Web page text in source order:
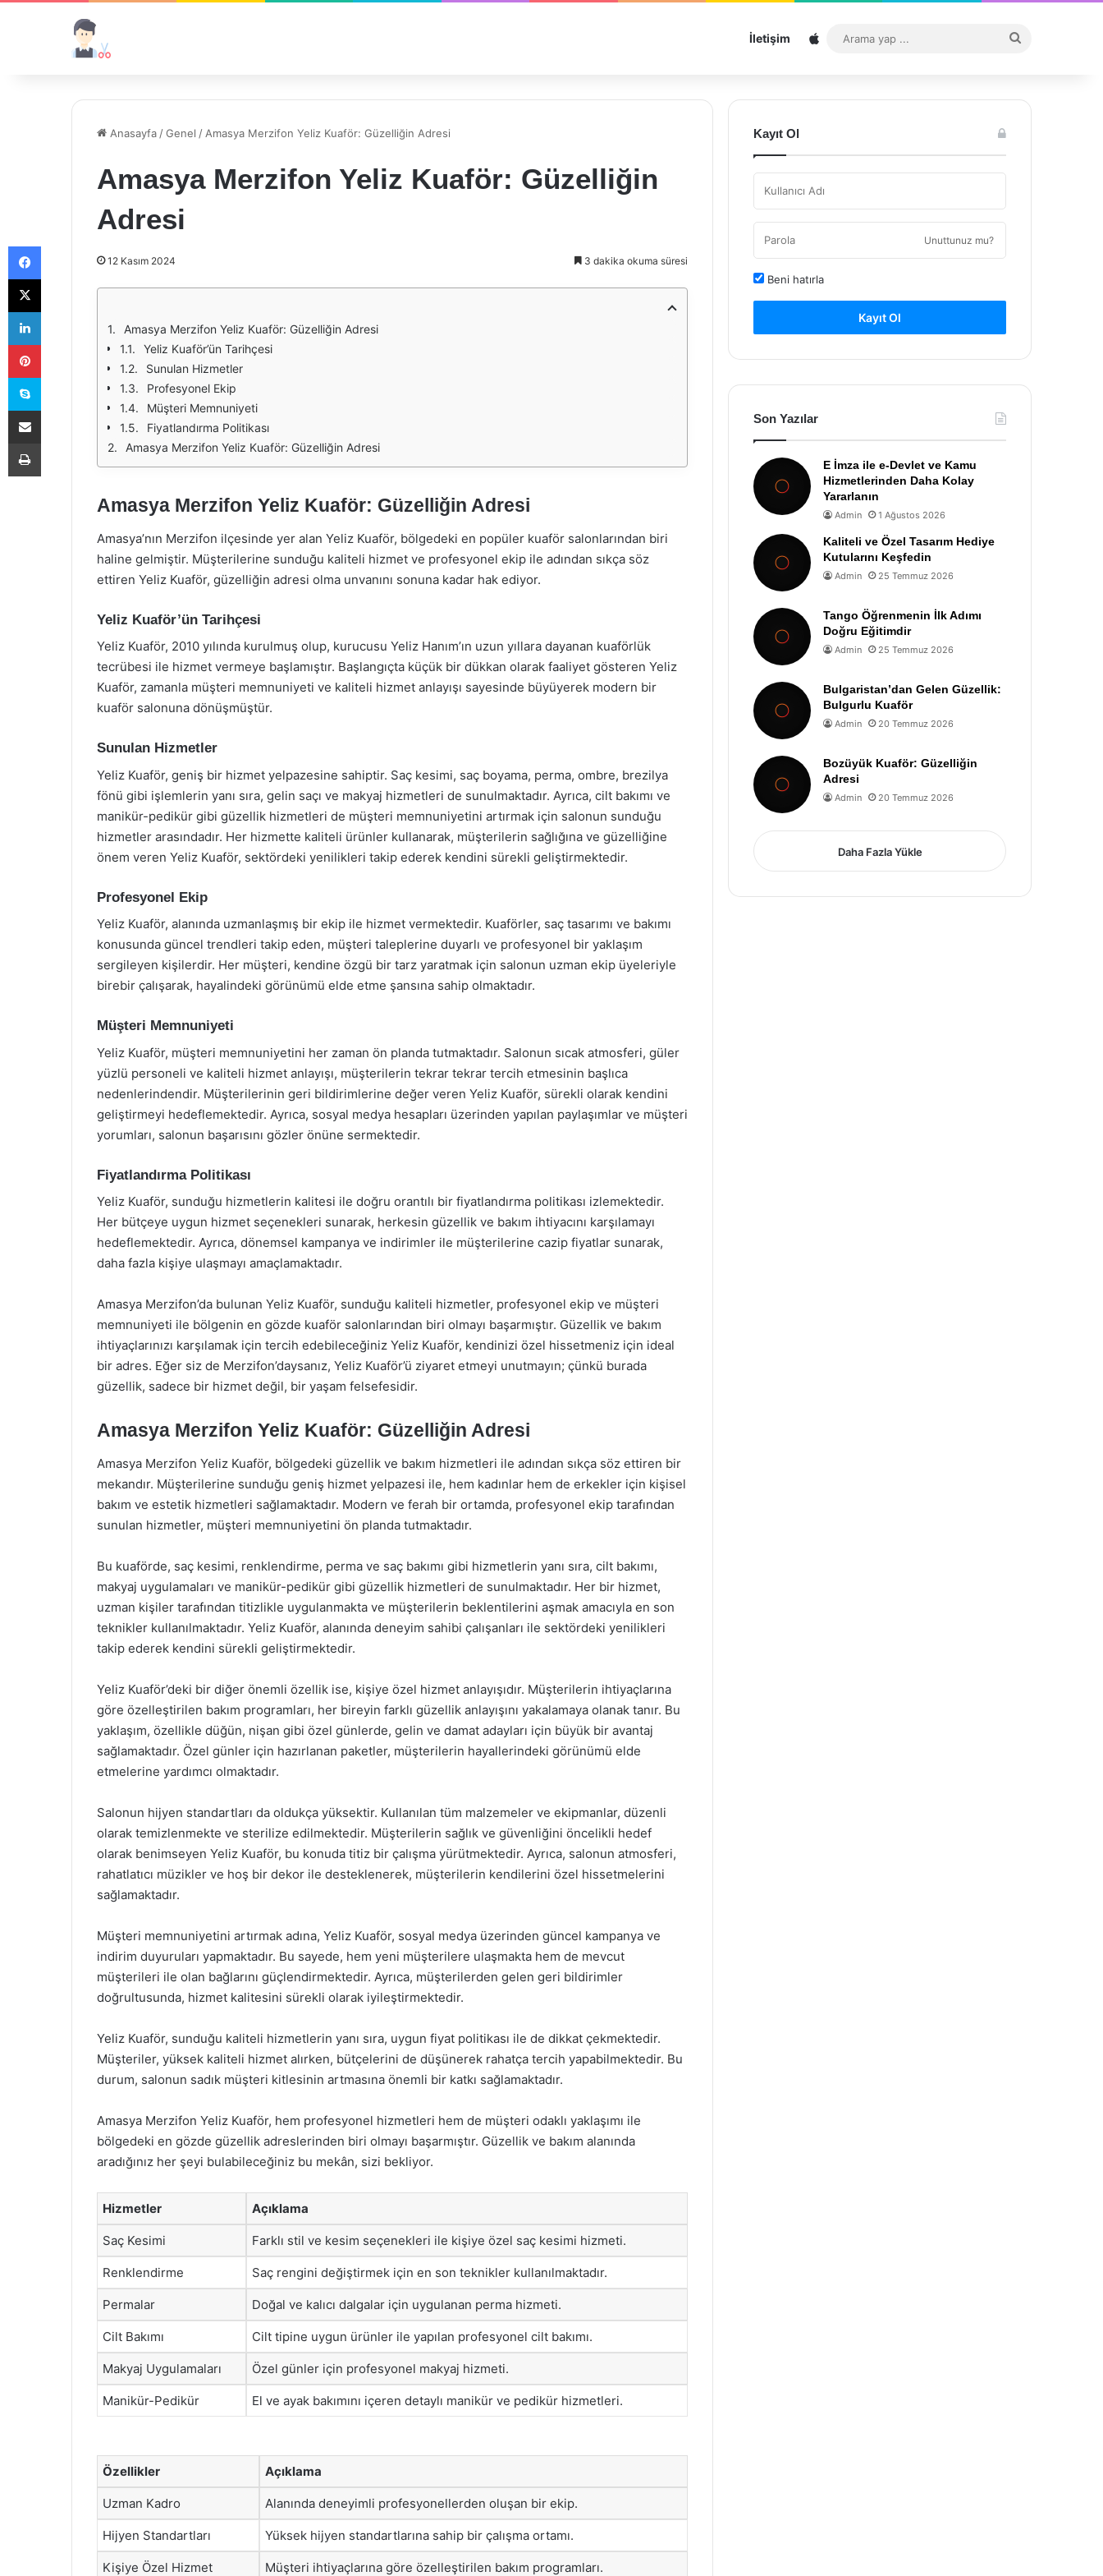
İletişim Sitemap
...
Anasayfa /Genel / Amasya Merzifon Yeliz Kuaför: Güzelliğin Adresi
Amasya Merzifon Yeliz Kuaför: Güzelliğin
Adresi
12 Kasım 2024 3 dakika okuma süresi
Amasya Merzifon Yeliz Kuaför: Güzelliğin Adresi
Yeliz Kuaför’ün Tarihçesi
Sunulan Hizmetler
Profesyonel Ekip
Müşteri Memnuniyeti
Fiyatlandırma Politikası
Amasya Merzifon Yeliz Kuaför: Güzelliğin Adresi
Amasya Merzifon Yeliz Kuaför: Güzelliğin Adresi
Amasya’nın Merzifon ilçesinde yer alan Yeliz Kuaför, bölgedeki en popüler kuaför salonlarından biri
haline gelmiştir. Müşterilerine sunduğu kaliteli hizmet ve profesyonel ekip ile adından sıkça söz
ettiren Yeliz Kuaför, güzelliğin adresi olma unvanını sonuna kadar hak ediyor.
Yeliz Kuaför’ün Tarihçesi
Yeliz Kuaför, 2010 yılında kurulmuş olup, kurucusu Yeliz Hanım’ın uzun yıllara dayanan kuaförlük
tecrübesi ile hizmet vermeye başlamıştır. Başlangıçta küçük bir dükkan olarak faaliyet gösteren Yeliz
Kuaför, zamanla müşteri memnuniyeti ve kaliteli hizmet anlayışı sayesinde büyüyerek modern bir
kuaför salonuna dönüşmüştür.
Sunulan Hizmetler
Yeliz Kuaför, geniş bir hizmet yelpazesine sahiptir. Saç kesimi, saç boyama, perma, ombre, brezilya
fönü gibi işlemlerin yanı sıra, gelin saçı ve makyaj hizmetleri de sunulmaktadır. Ayrıca, cilt bakımı ve
manikür-pedikür gibi güzellik hizmetleri de müşteri memnuniyetini artırmak için salonun sunduğu
hizmetler arasındadır. Her hizmette kaliteli ürünler kullanarak, müşterilerin sağlığına ve güzelliğine
önem veren Yeliz Kuaför, sektördeki yenilikleri takip ederek kendini sürekli geliştirmektedir.
Profesyonel Ekip
Yeliz Kuaför, alanında uzmanlaşmış bir ekip ile hizmet vermektedir. Kuaförler, saç tasarımı ve bakımı
konusunda güncel trendleri takip eden, müşteri taleplerine duyarlı ve profesyonel bir yaklaşım
sergileyen kişilerdir. Her müşteri, kendine özgü bir tarz yaratmak için salonun uzman ekip üyeleriyle
birebir çalışarak, hayalindeki görünümü elde etme şansına sahip olmaktadır.
Müşteri Memnuniyeti
Yeliz Kuaför, müşteri memnuniyetini her zaman ön planda tutmaktadır. Salonun sıcak atmosferi, güler
yüzlü personeli ve kaliteli hizmet anlayışı, müşterilerin tekrar tekrar tercih etmesinin başlıca
nedenlerindendir. Müşterilerinin geri bildirimlerine değer veren Yeliz Kuaför, sürekli olarak kendini
geliştirmeyi hedeflemektedir. Ayrıca, sosyal medya hesapları üzerinden yapılan paylaşımlar ve müşteri
yorumları, salonun başarısını gözler önüne sermektedir.
Fiyatlandırma Politikası
Yeliz Kuaför, sunduğu hizmetlerin kalitesi ile doğru orantılı bir fiyatlandırma politikası izlemektedir.
Her bütçeye uygun hizmet seçenekleri sunarak, herkesin güzellik ve bakım ihtiyacını karşılamayı
hedeflemektedir. Ayrıca, dönemsel kampanya ve indirimler ile müşterilerine cazip fiyatlar sunarak,
daha fazla kişiye ulaşmayı amaçlamaktadır.
Amasya Merzifon’da bulunan Yeliz Kuaför, sunduğu kaliteli hizmetler, profesyonel ekip ve müşteri
memnuniyeti ile bölgenin en gözde kuaför salonlarından biri olmayı başarmıştır. Güzellik ve bakım
ihtiyaçlarınızı karşılamak için tercih edebileceğiniz Yeliz Kuaför, kendinizi özel hissetmeniz için ideal
bir adres. Eğer siz de Merzifon’daysanız, Yeliz Kuaför’ü ziyaret etmeyi unutmayın; çünkü burada
güzellik, sadece bir hizmet değil, bir yaşam felsefesidir.
Amasya Merzifon Yeliz Kuaför: Güzelliğin Adresi
Amasya Merzifon Yeliz Kuaför, bölgedeki güzellik ve bakım hizmetleri ile adından sıkça söz ettiren bir
mekandır. Müşterilerine sunduğu geniş hizmet yelpazesi ile, hem kadınlar hem de erkekler için kişisel
bakım ve estetik hizmetleri sağlamaktadır. Modern ve ferah bir ortamda, profesyonel ekip tarafından
sunulan hizmetler, müşteri memnuniyetini ön planda tutmaktadır.
Bu kuaförde, saç kesimi, renklendirme, perma ve saç bakımı gibi hizmetlerin yanı sıra, cilt bakımı,
makyaj uygulamaları ve manikür-pedikür gibi güzellik hizmetleri de sunulmaktadır. Her bir hizmet,
uzman kişiler tarafından titizlikle uygulanmakta ve müşterilerin beklentilerini aşmak amacıyla en son
teknikler kullanılmaktadır. Yeliz Kuaför, alanında deneyim sahibi çalışanları ile sektördeki yenilikleri
takip ederek kendini sürekli geliştirmektedir.
Yeliz Kuaför’deki bir diğer önemli özellik ise, kişiye özel hizmet anlayışıdır. Müşterilerin ihtiyaçlarına
göre özelleştirilen bakım programları, her bireyin farklı güzellik anlayışını yakalamaya olanak tanır. Bu
yaklaşım, özellikle düğün, nişan gibi özel günlerde, gelin ve damat adayları için büyük bir avantaj
sağlamaktadır. Özel günler için hazırlanan paketler, müşterilerin hayallerindeki görünümü elde
etmelerine yardımcı olmaktadır.
Salonun hijyen standartları da oldukça yüksektir. Kullanılan tüm malzemeler ve ekipmanlar, düzenli
olarak temizlenmekte ve sterilize edilmektedir. Müşterilerin sağlık ve güvenliğini öncelikli hedef
olarak benimseyen Yeliz Kuaför, bu konuda titiz bir çalışma yürütmektedir. Ayrıca, salonun atmosferi,
rahatlatıcı müzikler ve hoş bir dekor ile desteklenerek, müşterilerin kendilerini özel hissetmelerini
sağlamaktadır.
Müşteri memnuniyetini artırmak adına, Yeliz Kuaför, sosyal medya üzerinden güncel kampanya ve
indirim duyuruları yapmaktadır. Bu sayede, hem yeni müşterilere ulaşmakta hem de mevcut
müşterileri ile olan bağlarını güçlendirmektedir. Ayrıca, müşterilerden gelen geri bildirimler
doğrultusunda, hizmet kalitesini sürekli olarak iyileştirmektedir.
Yeliz Kuaför, sunduğu kaliteli hizmetlerin yanı sıra, uygun fiyat politikası ile de dikkat çekmektedir.
Müşteriler, yüksek kaliteli hizmet alırken, bütçelerini de düşünerek rahatça tercih yapabilmektedir. Bu
durum, salonun sadık müşteri kitlesinin artmasına önemli bir katkı sağlamaktadır.
Amasya Merzifon Yeliz Kuaför, hem profesyonel hizmetleri hem de müşteri odaklı yaklaşımı ile
bölgedeki en gözde güzellik adreslerinden biri olmayı başarmıştır. Güzellik ve bakım alanında
aradığınız her şeyi bulabileceğiniz bu mekân, sizi bekliyor.
Hizmetler Açıklama
Saç Kesimi Farklı stil ve kesim seçenekleri ile kişiye özel saç kesimi hizmeti.
Renklendirme Saç rengini değiştirmek için en son teknikler kullanılmaktadır.
Permalar Doğal ve kalıcı dalgalar için uygulanan perma hizmeti.
Cilt Bakımı Cilt tipine uygun ürünler ile yapılan profesyonel cilt bakımı.
Makyaj Uygulamaları Özel günler için profesyonel makyaj hizmeti.
Manikür-Pedikür El ve ayak bakımını içeren detaylı manikür ve pedikür hizmetleri.
Özellikler Açıklama
Uzman Kadro Alanında deneyimli profesyonellerden oluşan bir ekip.
Hijyen Standartları Yüksek hijyen standartlarına sahip bir çalışma ortamı.
Kişiye Özel Hizmet Müşteri ihtiyaçlarına göre özelleştirilen bakım programları.
Kayıt Ol
Unuttunuz mu?
Beni hatırla
Kayıt Ol
Son Yazılar
E İmza ile e-Devlet ve Kamu
Hizmetlerinden Daha Kolay
Yararlanın
Admin 1 Ağustos 2026
Kaliteli ve Özel Tasarım Hediye
Kutularını Keşfedin
Admin 25 Temmuz 2026
Tango Öğrenmenin İlk Adımı
Doğru Eğitimdir
Admin 25 Temmuz 2026
Bulgaristan’dan Gelen Güzellik:
Bulgurlu Kuaför
Admin 20 Temmuz 2026
Bozüyük Kuaför: Güzelliğin
Adresi
Admin 20 Temmuz 2026
Daha Fazla Yükle
Facebook
X
LinkedIn
Pinterest
Skype
E-Posta ile paylaş